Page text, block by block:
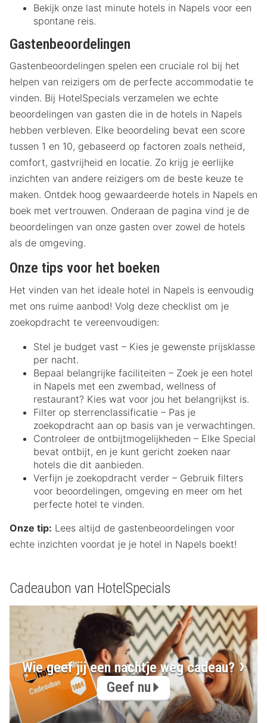
Bekijk onze last minute hotels in Napels voor een
spontane reis.
Gastenbeoordelingen
Gastenbeoordelingen spelen een cruciale rol bij het
helpen van reizigers om de perfecte accommodatie te
vinden. Bij HotelSpecials verzamelen we echte
beoordelingen van gasten die in de hotels in Napels
hebben verbleven. Elke beoordeling bevat een score
tussen 1 en 10, gebaseerd op factoren zoals netheid,
comfort, gastvrijheid en locatie. Zo krijg je eerlijke
inzichten van andere reizigers om de beste keuze te
maken. Ontdek hoog gewaardeerde hotels in Napels en
boek met vertrouwen. Onderaan de pagina vind je de
beoordelingen van onze gasten over zowel de hotels
als de omgeving.
Onze tips voor het boeken
Het vinden van het ideale hotel in Napels is eenvoudig
met ons ruime aanbod! Volg deze checklist om je
zoekopdracht te vereenvoudigen:
Stel je budget vast – Kies je gewenste prijsklasse
per nacht.
Bepaal belangrijke faciliteiten – Zoek je een hotel
in Napels met een zwembad, wellness of
restaurant? Kies wat voor jou het belangrijkst is.
Filter op sterrenclassificatie – Pas je
zoekopdracht aan op basis van je verwachtingen.
Controleer de ontbijtmogelijkheden – Elke Special
bevat ontbijt, en je kunt gericht zoeken naar
hotels die dit aanbieden.
Verfijn je zoekopdracht verder – Gebruik filters
voor beoordelingen, omgeving en meer om het
perfecte hotel te vinden.
Onze tip: Lees altijd de gastenbeoordelingen voor
echte inzichten voordat je je hotel in Napels boekt!
Cadeaubon van HotelSpecials
Wie geef jij een nachtje weg cadeau?
Geef nu